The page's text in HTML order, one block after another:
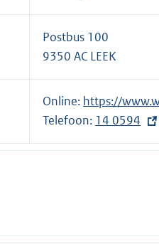
Postbus 100
9350 AC LEEK
Online: E
x
t
l
https://
Telefoon: E
x
e
14 0594